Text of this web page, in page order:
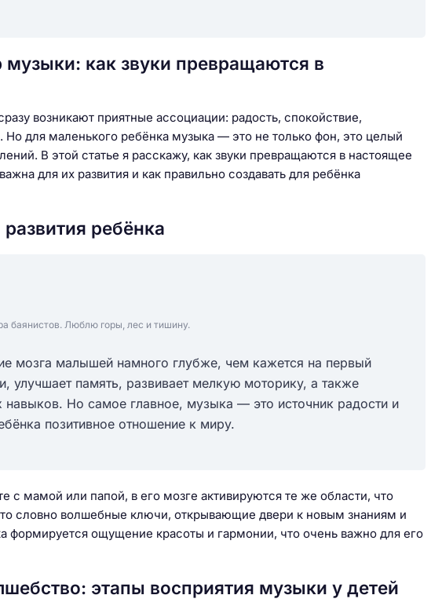
как звуки превращаются в
возникают приятные ассоциации: радость, спокойствие,
Но для маленького ребёнка музыка — это не только фон, это целый
В этой статье я расскажу, как звуки превращаются в настоящее
для их развития и как правильно создавать для ребёнка
ребёнка
баянистов. Люблю горы, лес и тишину.
мозга малышей намного глубже, чем кажется на первый
улучшает память, развивает мелкую моторику, а также
Но самое главное, музыка — это источник радости и
позитивное отношение к миру.
мамой или папой, в его мозге активируются те же области, что
словно волшебные ключи, открывающие двери к новым знаниям и
формируется ощущение красоты и гармонии, что очень важно для его
этапы восприятия музыки у детей